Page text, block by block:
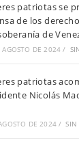
patriotas se
de los
de
AGOSTO DE 2024 /
patriotas
Nicolás
DE 2024 / SIN